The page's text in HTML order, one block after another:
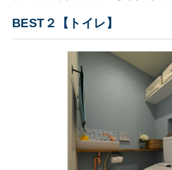
BEST２【トイレ】